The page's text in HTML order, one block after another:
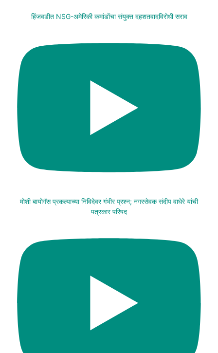
हिंजवडीत NSG-अमेरिकी कमांडोंचा संयुक्त दहशतवादविरोधी सराव
मोशी बायोगॅस प्रकल्पाच्या निविदेवर गंभीर प्रश्न; नगरसेवक संदीप वाघेरे यांची
पत्रकार परिषद